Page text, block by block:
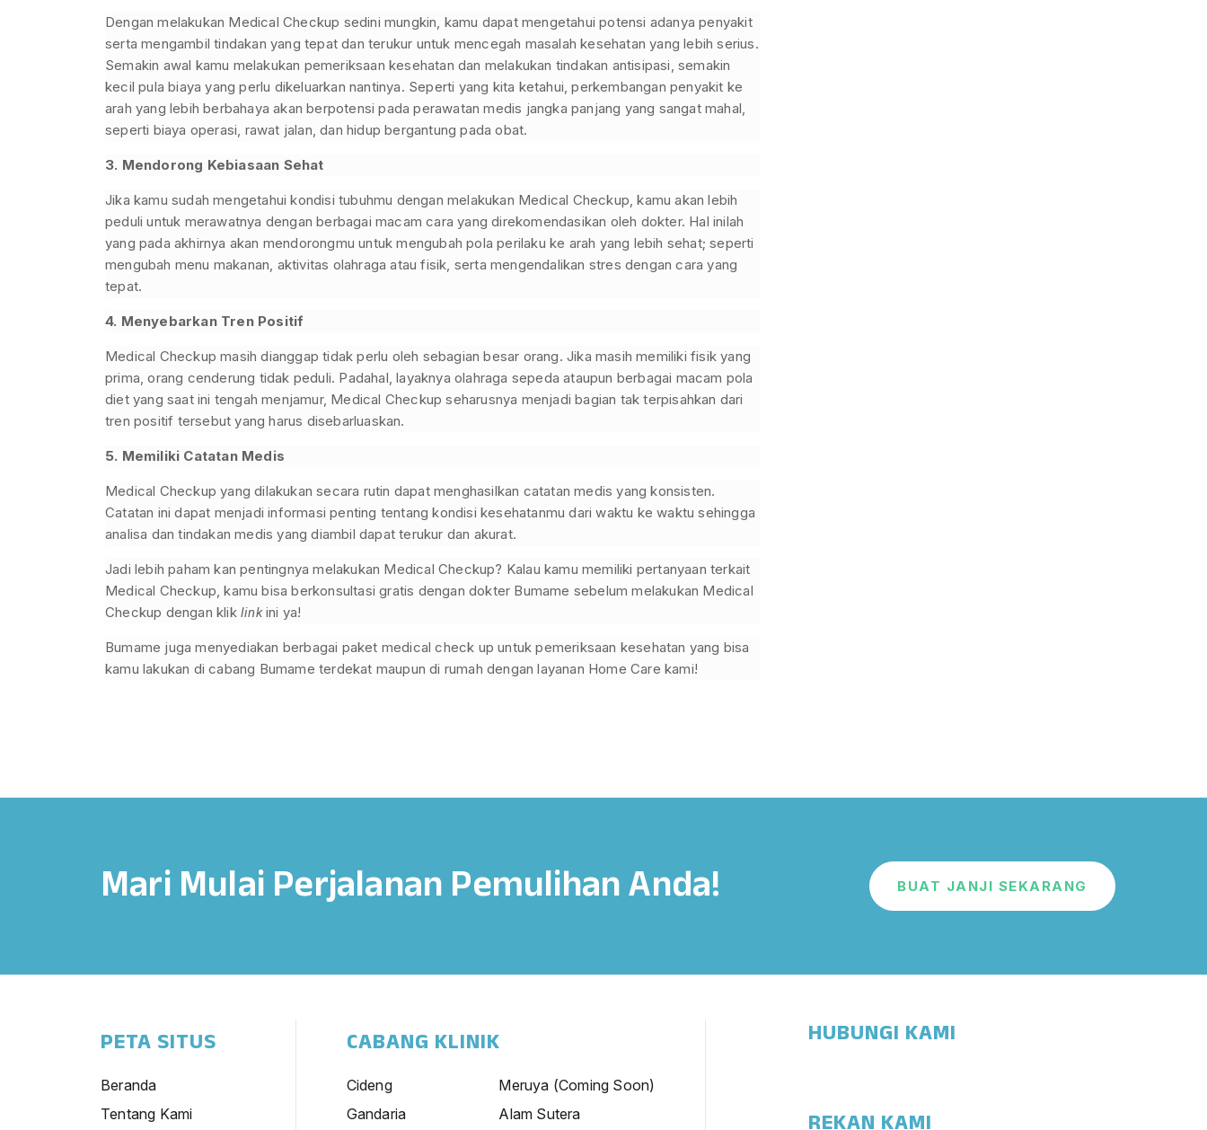
Dengan melakukan Medical Checkup sedini mungkin, kamu dapat mengetahui potensi adanya penyakit
serta mengambil tindakan yang tepat dan terukur untuk mencegah masalah kesehatan yang lebih serius.
Semakin awal kamu melakukan pemeriksaan kesehatan dan melakukan tindakan antisipasi, semakin
kecil pula biaya yang perlu dikeluarkan nantinya. Seperti yang kita ketahui, perkembangan penyakit ke
arah yang lebih berbahaya akan berpotensi pada perawatan medis jangka panjang yang sangat mahal,
seperti biaya operasi, rawat jalan, dan hidup bergantung pada obat.
3. Mendorong Kebiasaan Sehat
Jika kamu sudah mengetahui kondisi tubuhmu dengan melakukan Medical Checkup, kamu akan lebih
peduli untuk merawatnya dengan berbagai macam cara yang direkomendasikan oleh dokter. Hal inilah
yang pada akhirnya akan mendorongmu untuk mengubah pola perilaku ke arah yang lebih sehat; seperti
mengubah menu makanan, aktivitas olahraga atau fisik, serta mengendalikan stres dengan cara yang
tepat.
4. Menyebarkan Tren Positif
Medical Checkup masih dianggap tidak perlu oleh sebagian besar orang. Jika masih memiliki fisik yang
prima, orang cenderung tidak peduli. Padahal, layaknya olahraga sepeda ataupun berbagai macam pola
diet yang saat ini tengah menjamur, Medical Checkup seharusnya menjadi bagian tak terpisahkan dari
tren positif tersebut yang harus disebarluaskan.
5. Memiliki Catatan Medis
Medical Checkup yang dilakukan secara rutin dapat menghasilkan catatan medis yang konsisten.
Catatan ini dapat menjadi informasi penting tentang kondisi kesehatanmu dari waktu ke waktu sehingga
analisa dan tindakan medis yang diambil dapat terukur dan akurat.
Jadi lebih paham kan pentingnya melakukan Medical Checkup? Kalau kamu memiliki pertanyaan terkait
Medical Checkup, kamu bisa berkonsultasi gratis dengan dokter Bumame sebelum melakukan Medical
Checkup dengan klik linkini ya!
Bumame juga menyediakan berbagai paket medical check up untuk pemeriksaan kesehatan yang bisa
kamu lakukan di cabang Bumame terdekat maupun di rumah dengan layanan Home Care kami!
Mari Mulai Perjalanan Pemulihan Anda! BUAT JANJI SEKARANG
PETA SITUS
Beranda
Tentang Kami
CABANG KLINIK
Cideng
Gandaria
Meruya (Coming Soon)
Alam Sutera
HUBUNGI KAMI
REKAN KAMI